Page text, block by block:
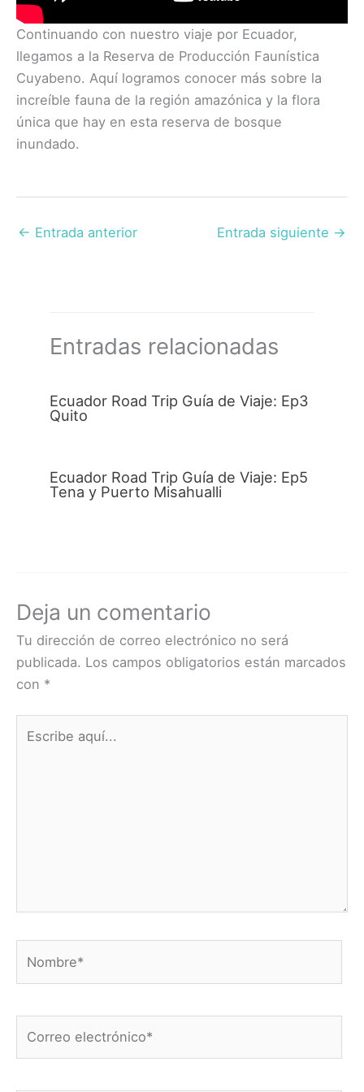
Continuando con nuestro viaje por Ecuador,
llegamos a la Reserva de Producción Faunística
Cuyabeno. Aquí logramos conocer más sobre la
increíble fauna de la región amazónica y la flora
única que hay en esta reserva de bosque
inundado.
← Entrada anterior Entrada siguiente →
Entradas relacionadas
Ecuador Road Trip Guía de Viaje: Ep3
Quito
Ecuador Road Trip Guía de Viaje: Ep5
Tena y Puerto Misahualli
Deja un comentario
Tu dirección de correo electrónico no será
publicada. Los campos obligatorios están marcados
con *
electrónico*